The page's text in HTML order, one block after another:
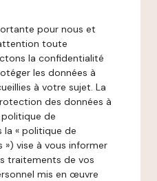
pour nous et
toute
la confidentialité
les données à
à votre sujet. La
des données à
de
« politique de
vise à vous informer
traitements de vos
mis en œuvre